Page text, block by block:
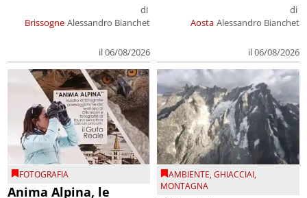
Brissogne
di
Alessandro Bianchet
il 06/08/2026
Aosta
di
Alessandro Bianchet
il 06/08/2026
FOTOGRAFIA
Anima Alpina, le
AMBIENTE,GHIACCIAI,
MONTAGNA